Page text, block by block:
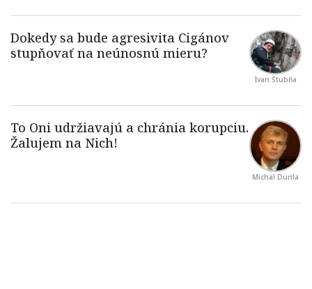
Ivan Štubňa
Michal Durila